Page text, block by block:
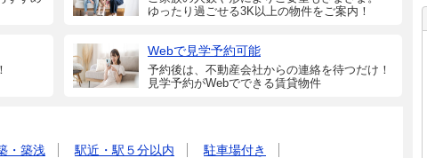
ゆったり過ごせる3K以上の物件をご案内！
Webで見学予約可能
予約後は、不動産会社からの連絡を待つだけ！
見学予約がWebでできる賃貸物件
・築浅 駅近・駅５分以内
駐車場付き